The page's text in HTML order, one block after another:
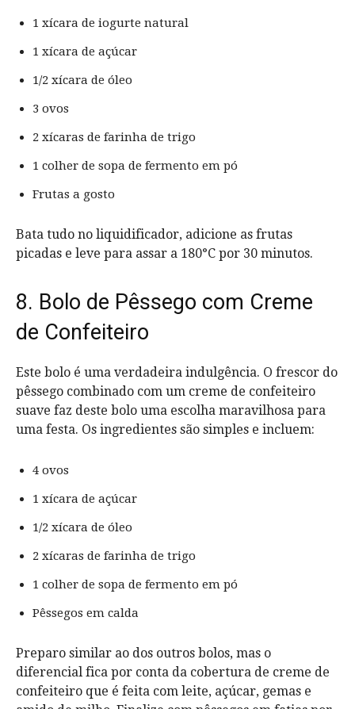
1 xícara de iogurte natural
1 xícara de açúcar
1/2 xícara de óleo
3 ovos
2 xícaras de farinha de trigo
1 colher de sopa de fermento em pó
Frutas a gosto
Bata tudo no liquidificador, adicione as frutas
picadas e leve para assar a 180°C por 30 minutos.
8. Bolo de Pêssego com Creme
de Confeiteiro
Este bolo é uma verdadeira indulgência. O frescor do
pêssego combinado com um creme de confeiteiro
suave faz deste bolo uma escolha maravilhosa para
uma festa. Os ingredientes são simples e incluem:
4 ovos
1 xícara de açúcar
1/2 xícara de óleo
2 xícaras de farinha de trigo
1 colher de sopa de fermento em pó
Pêssegos em calda
Preparo similar ao dos outros bolos, mas o
diferencial fica por conta da cobertura de creme de
confeiteiro que é feita com leite, açúcar, gemas e